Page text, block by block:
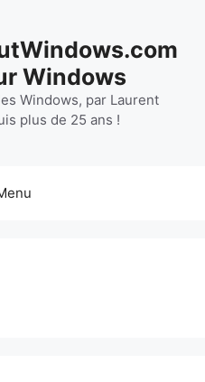
Windows
Windows, par Laurent
plus de 25 ans !